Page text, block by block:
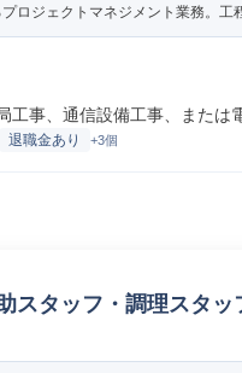
ロジェクトマネジメント業務。工
事、通信設備工事、または
退職金あり +3個
スタッフ・調理スタッ